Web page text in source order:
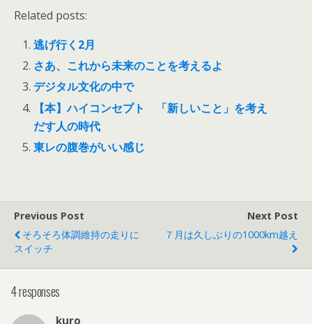
Related posts:
逃げ行く2月
さあ、これから未来のことを考えるよ
デジタル文化の中で
【本】ハイコンセプト 「新しいこと」を考え
だす人の時代
東レの腹巻がいい感じ
Previous Post
そろそろ体調維持の走りに
スイッチ
Next Post
７月は久しぶりの1000km越え
4 responses
kuro